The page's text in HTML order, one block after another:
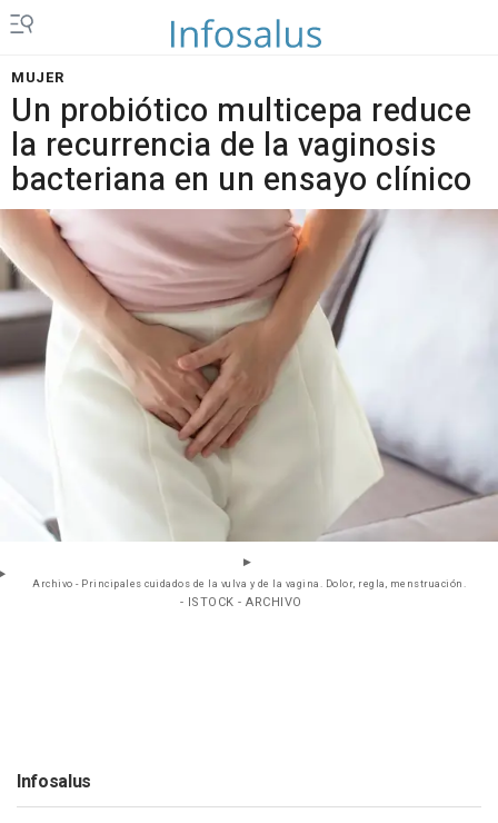
MUJER
Un probiótico multicepa reduce
la recurrencia de la vaginosis
bacteriana en un ensayo clínico
Archivo - Principales cuidados de la vulva y de la vagina. Dolor, regla, menstruación.
- ISTOCK - ARCHIVO
Infosalus